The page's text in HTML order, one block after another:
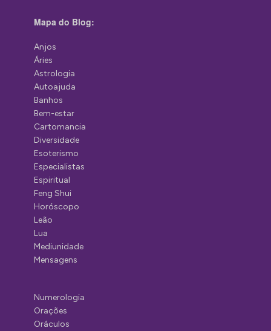
Mapa do Blog:
Anjos
Áries
Astrologia
Autoajuda
Banhos
Bem-estar
Cartomancia
Diversidade
Esoterismo
Especialistas
Espiritual
Feng Shui
Horóscopo
Leão
Lua
Mediunidade
Mensagens
Numerologia
Orações
Oráculos